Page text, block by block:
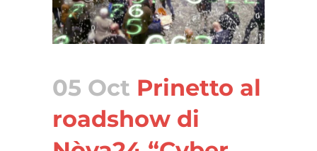
05 Oct Prinetto al
roadshow di